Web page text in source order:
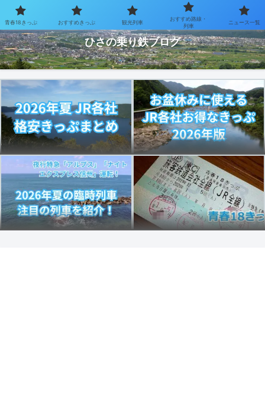
お得なきっぷで乗り鉄を楽しむブログ
ひさの乗り鉄ブログ
青春18きっぷ おすすめきっぷ 観光列車
おすすめ路線・
列車
ニュース一覧